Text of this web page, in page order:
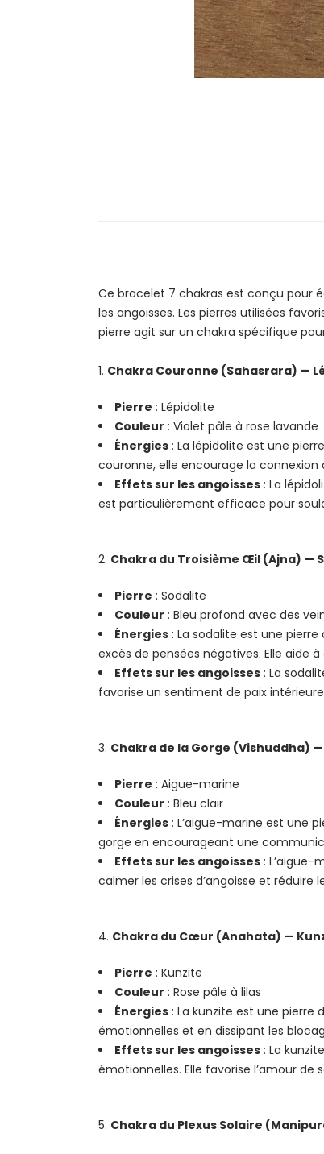
Ce bracelet 7 chakras est conçu pour
les angoisses. Les pierres utilisées
pierre agit sur un chakra spécifique
Chakra Couronne (Sahasrara) —
Pierre : Lépidolite
Couleur : Violet pâle à rose lavande
Énergies : La lépidolite est une
couronne, elle encourage la connexion
Effets sur les angoisses : La
est particulièrement efficace pour
Chakra du Troisième Œil (Ajna) —
Pierre : Sodalite
Couleur : Bleu profond avec des
Énergies : La sodalite est une
excès de pensées négatives. Elle aide
Effets sur les angoisses : La
favorise un sentiment de paix
Chakra de la Gorge (Vishuddha)
Pierre : Aigue-marine
Couleur : Bleu clair
Énergies : L’aigue-marine est une
gorge en encourageant une
Effets sur les angoisses : L’aigue-
calmer les crises d’angoisse et réduire
Chakra du Cœur (Anahata) —
Pierre : Kunzite
Couleur : Rose pâle à lilas
Énergies : La kunzite est une
émotionnelles et en dissipant les
Effets sur les angoisses : La
émotionnelles. Elle favorise l’amour
Chakra du Plexus Solaire